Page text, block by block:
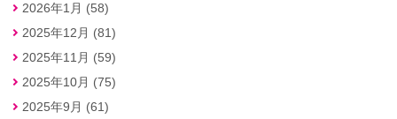
2026年1月 (58)
2025年12月 (81)
2025年11月 (59)
2025年10月 (75)
2025年9月 (61)